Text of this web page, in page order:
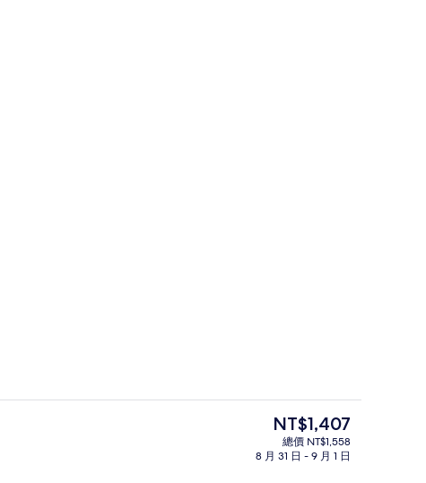
目
前
的
NT$1,407
總價 NT$1,558
8 月 31 日 - 9 月 1 日